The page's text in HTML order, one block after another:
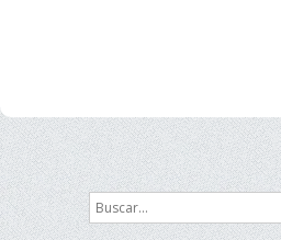
Siguiente Final
Buscar...